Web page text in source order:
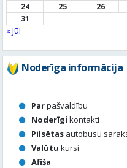
24
25 26
31
« Jūl
Noderīga informācija
Parpašvaldību
Noderīgi kontakti
Pilsētas autobusu
Valūtu kursi
Afiša